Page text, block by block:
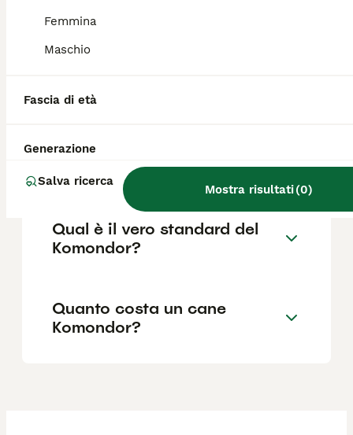
Femmina
Maschio
Fascia di età
Generazione
Salva ricerca
Mostra risultati(0)
Qual è il carattere del cane
allevamenti di Komondor in
Qual è il vero standard del
Komondor?
Quanto costa un cane
Komondor?